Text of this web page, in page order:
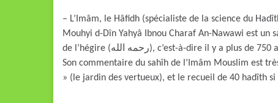
– L’Imâm, le Hâfidh (spécialiste de la science du
Mouhyi d-Dîn Yahyâ Ibnou Charaf An-Nawawi est
de l’hégire (رحمه الله), c’est-à-dire il y a plus de 750 ans. C’est un savant dans l’école de jurisprudence Chafi’ite.
Son commentaire du sahîh de l’Imâm Mouslim est
» (le jardin des vertueux), et le recueil de 40 hadîth si